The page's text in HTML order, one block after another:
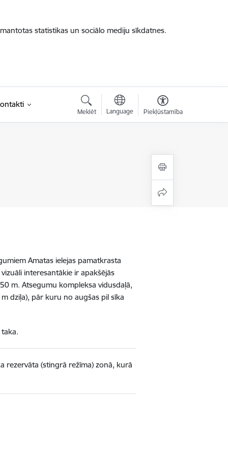
statistikas un sociālo mediju sīkdatnes.
Meklēt Language Piekļūstamība
Amatas ielejas pamatkrasta
interesantākie ir apakšējās
m. Atsegumu kompleksa vidusdaļā,
dziļa), pār kuru no augšas pil sīka
rezervāta (stingrā režīma) zonā, kurā